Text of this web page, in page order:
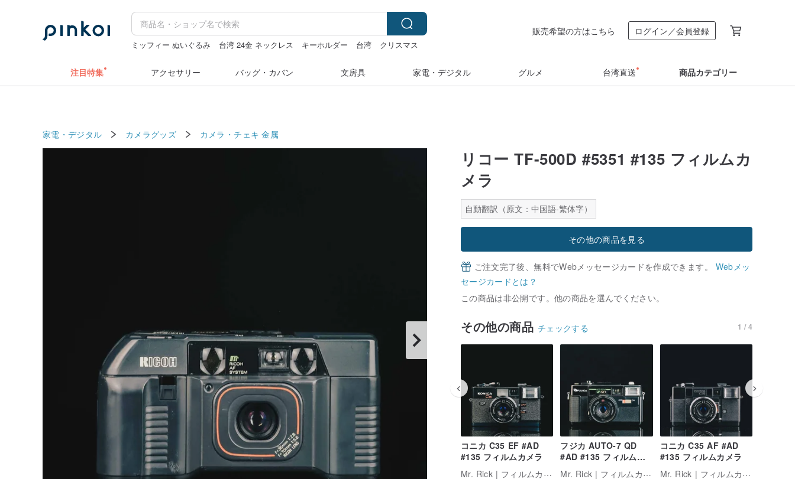
ミッフィー ぬいぐるみ 台湾 24金 ネックレス キーホルダー 台湾
クリスマス
販売希望の方はこちら ログイン／会員登録
注目特集 アクセサリー バッグ・カバン 文房具 家電・デジタル グルメ 台湾直送 商品カテゴリー
家電・デジタル カメラグッズ カメラ・チェキ 金属
リコー TF-500D #5351 #135 フィルムカ
メラ
自動翻訳（原文：中国語-繁体字）
その他の商品を見る
ご注文完了後、無料でWebメッセージカードを作成できます。 Webメッ
セージカードとは？
この商品は非公開です。他の商品を選んでください。
その他の商品 チェックする 1 / 4
コニカ C35 EF #AD
#135 フィルムカメラ
Mr. Rick | フィルムカメラ専門店
フジカ AUTO-7 QD
#AD #135 フィルムカ
Mr. Rick | フィルムカメラ専門店
コニカ C35 AF #AD
#135 フィルムカメラ
Mr. Rick | フィルムカメラ専門店